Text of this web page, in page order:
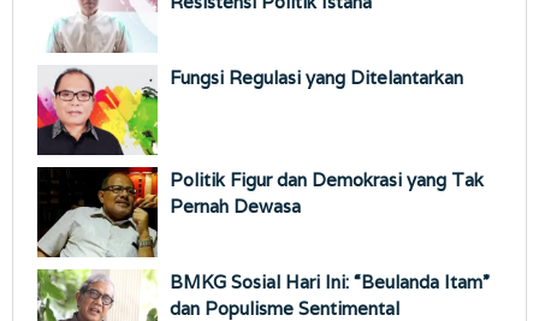
Fungsi Regulasi yang Ditelantarkan
Politik Figur dan Demokrasi yang Tak
Pernah Dewasa
BMKG Sosial Hari Ini: “Beulanda Itam”
dan Populisme Sentimental